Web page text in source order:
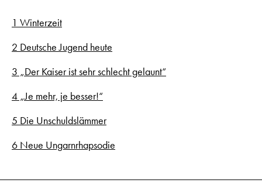
1 Winterzeit
2 Deutsche Jugend heute
3 „Der Kaiser ist sehr schlecht gelaunt“
4 „Je mehr, je besser!“
5 Die Unschuldslämmer
6 Neue Ungarnrhapsodie